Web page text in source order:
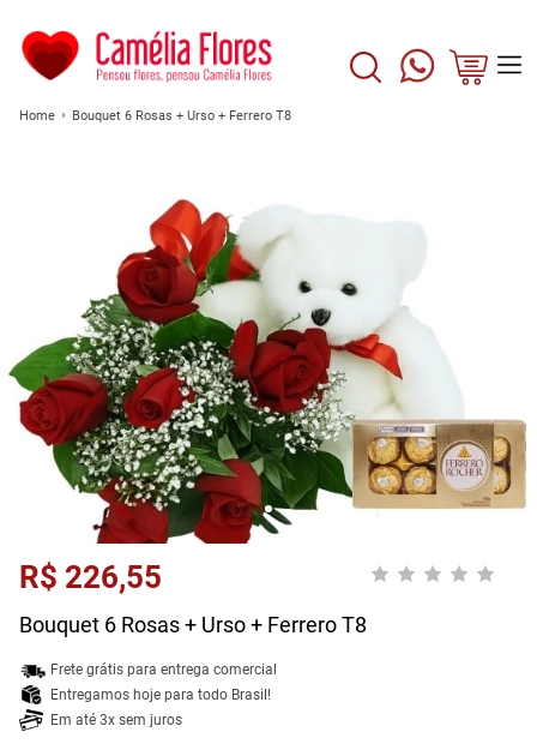
Home Bouquet 6 Rosas + Urso + Ferrero T8
R$ 226,55
Bouquet 6 Rosas + Urso + Ferrero T8
Frete grátis para entrega comercial
Entregamos hoje para todo Brasil!
Em até 3x sem juros